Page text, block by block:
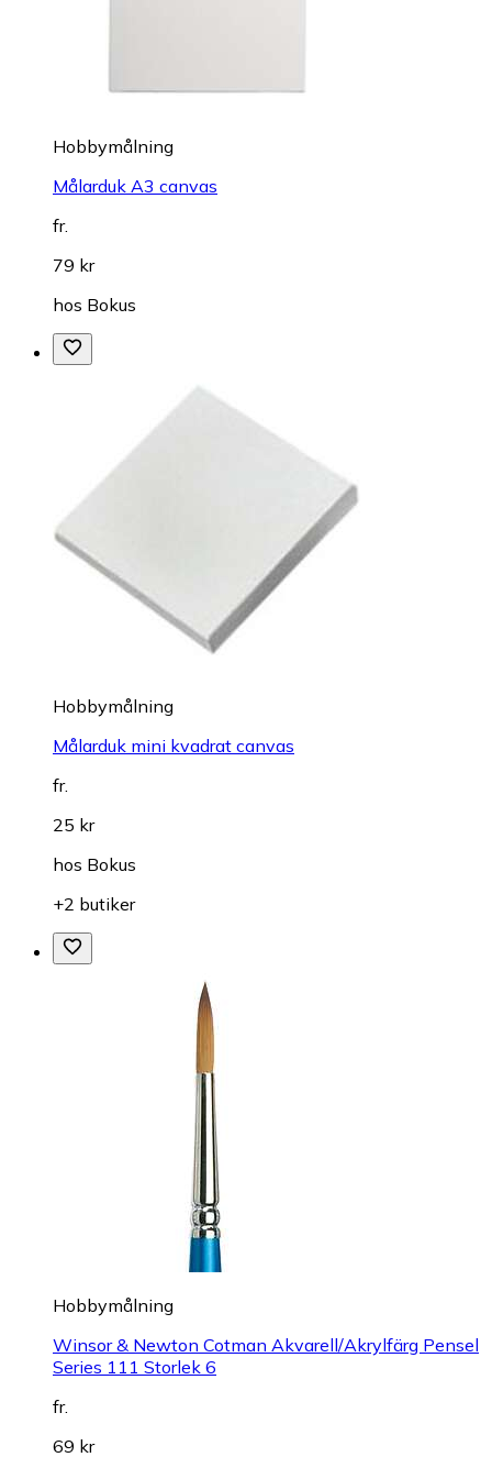
Hobbymålning
Målarduk A3 canvas
fr.
79 kr
hos Bokus
Hobbymålning
Målarduk mini kvadrat canvas
fr.
25 kr
hos Bokus
+2 butiker
Hobbymålning
Winsor & Newton Cotman Akvarell/Akrylfärg Pensel
Series 111 Storlek 6
fr.
69 kr